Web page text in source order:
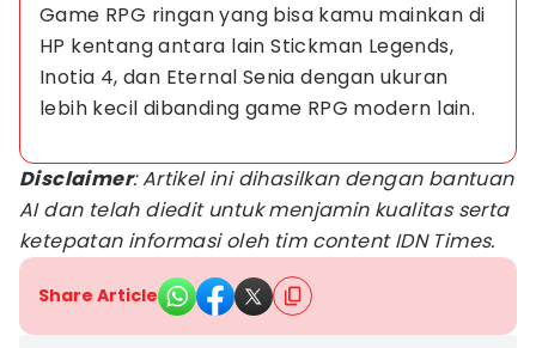
Game RPG ringan yang bisa kamu mainkan di
HP kentang antara lain Stickman Legends,
Inotia 4, dan Eternal Senia dengan ukuran
lebih kecil dibanding game RPG modern lain.
Disclaimer: Artikel ini dihasilkan dengan bantuan
AI dan telah diedit untuk menjamin kualitas serta
ketepatan informasi oleh tim content IDN Times.
Share Article